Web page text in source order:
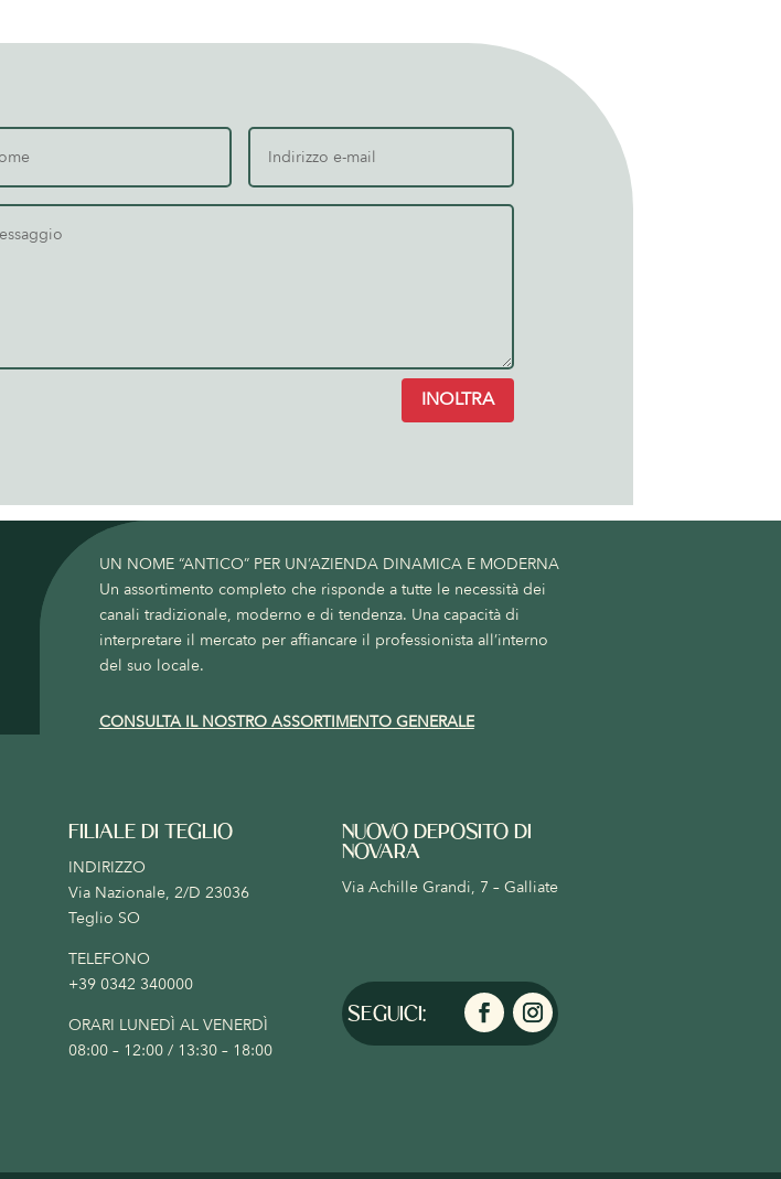
INOLTRA
UN NOME “ANTICO” PER UN’AZIENDA DINAMICA E MODERNA
Un assortimento completo che risponde a tutte le necessità dei
canali tradizionale, moderno e di tendenza. Una capacità di
interpretare il mercato per affiancare il professionista all’interno
del suo locale.
CONSULTA IL NOSTRO ASSORTIMENTO GENERALE
FILIALE DI TEGLIO
INDIRIZZO
Via Nazionale, 2/D 23036
Teglio SO
TELEFONO
+39 0342 340000
ORARI LUNEDÌ AL VENERDÌ
08:00 – 12:00 / 13:30 – 18:00
NUOVO DEPOSITO DI
NOVARA
Via Achille Grandi, 7 – Galliate